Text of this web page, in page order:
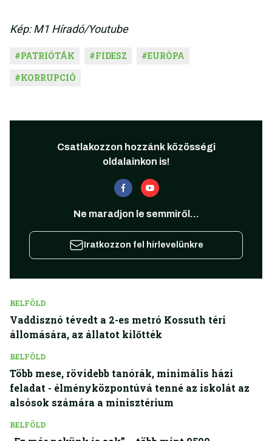
Kép: M1 Híradó/Youtube
#PATRIÓTÁK #FIDESZ #EURÓPA
#KORRUPCIÓ
Csatlakozzon hozzánk közösségi
oldalainkon is!
Ne maradjon le semmiről...
Iratkozzon fel hírlevelünkre
BELFÖLD
Vaddisznó tévedt a 2-es metró Kossuth téri
állomására, az állatot kilőtték
BELFÖLD
Több mese, rövidebb tanórák, minimális házi
feladat - élményközpontúvá tenné az iskolát az
alsósok számára a minisztérium
BELFÖLD